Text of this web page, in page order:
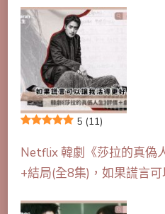
5 (11)
Netflix 韓劇《莎拉的真偽
+結局(全8集)，如果謊言